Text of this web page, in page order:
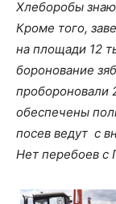
Хлеборобы
Кроме того,
на площади 12
боронование
пробороновали
обеспечены
посев ведут с
Нет перебоев с